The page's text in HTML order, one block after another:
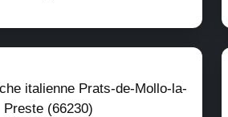
italienne Prats-de-Mollo-la-
Preste (66230)